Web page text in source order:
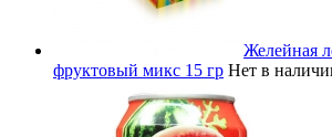
Желейная
фруктовый микс 15 гр Нет в